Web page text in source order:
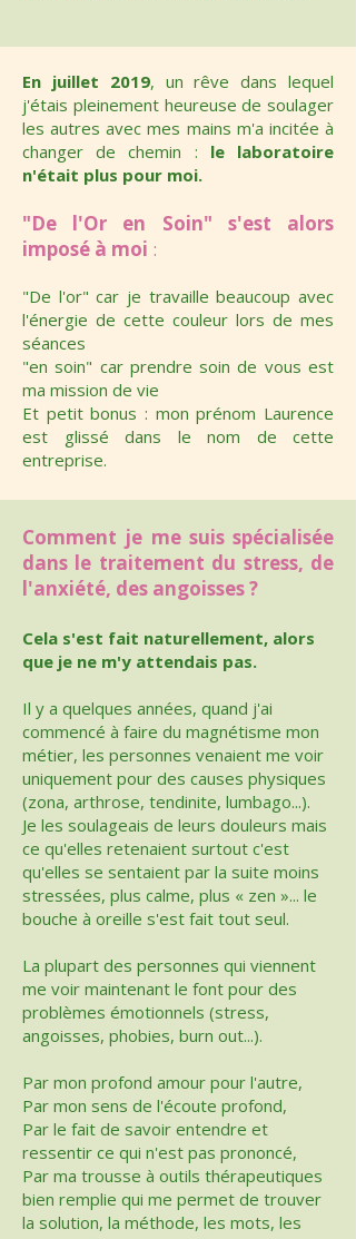
En juillet 2019, un rêve dans lequel
j'étais pleinement heureuse de soulager
les autres avec mes mains m'a incitée à
changer de chemin : le laboratoire
n'était plus pour moi.
"De l'Or en Soin" s'est alors
imposé à moi :
"De l'or" car je travaille beaucoup avec
l'énergie de cette couleur lors de mes
séances
"en soin" car prendre soin de vous est
ma mission de vie
Et petit bonus : mon prénom Laurence
est glissé dans le nom de cette
entreprise.
Comment je me suis spécialisée
dans le traitement du stress, de
l'anxiété, des angoisses ?
Cela s'est fait naturellement, alors
que je ne m'y attendais pas.
Il y a quelques années, quand j'ai
commencé à faire du magnétisme mon
métier, les personnes venaient me voir
uniquement pour des causes physiques
(zona, arthrose, tendinite, lumbago...).
Je les soulageais de leurs douleurs mais
ce qu'elles retenaient surtout c'est
qu'elles se sentaient par la suite moins
stressées, plus calme, plus « zen »... le
bouche à oreille s'est fait tout seul.
La plupart des personnes qui viennent
me voir maintenant le font pour des
problèmes émotionnels (stress,
angoisses, phobies, burn out...).
Par mon profond amour pour l'autre,
Par mon sens de l'écoute profond,
Par le fait de savoir entendre et
ressentir ce qui n'est pas prononcé,
Par ma trousse à outils thérapeutiques
bien remplie qui me permet de trouver
la solution, la méthode, les mots, les